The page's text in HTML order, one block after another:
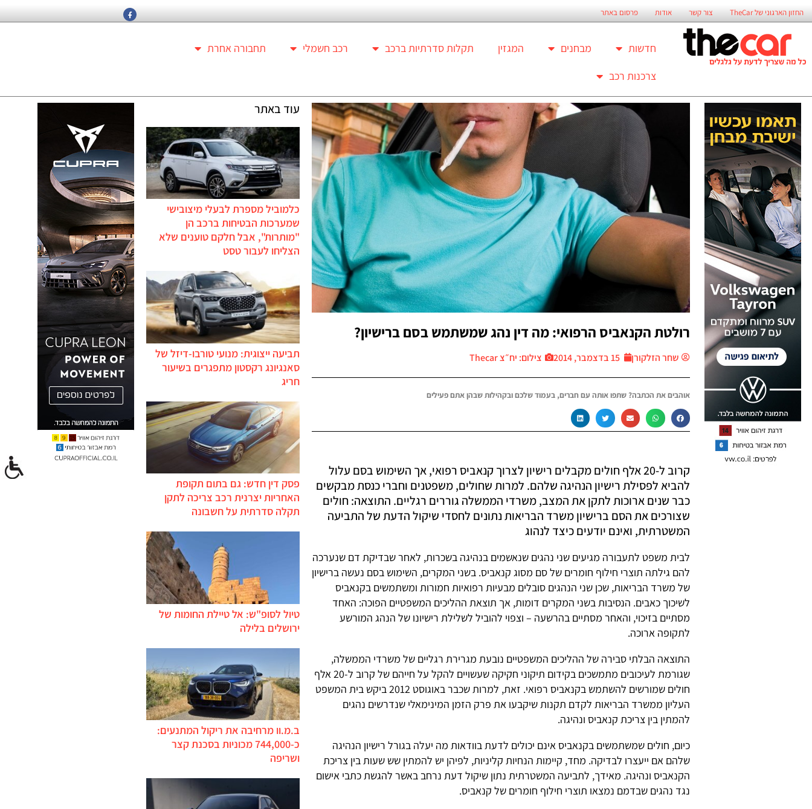
החזון הארגוני של TheCar צור קשר אודות פרסום באתר
חדשות מבחנים המגזין תקלות סדרתיות ברכב רכב חשמלי
תחבורה אחרת
צרכנות רכב
רולטת הקנאביס הרפואי: מה דין נהג שמשתמש בסם ברישיון?
שחר הזלקורן 15 בדצמבר, 2014 צילום: יח״צ Thecar
אוהבים את הכתבה? שתפו אותה עם חברים, בעמוד שלכם ובקהילות שבהן אתם פעילים
קרוב ל-20 אלף חולים מקבלים רישיון לצרוך קנאביס רפואי, אך השימוש בסם עלול
להביא לפסילת רישיון הנהיגה שלהם. למרות שחולים, משפטנים וחברי כנסת מבקשים
כבר שנים ארוכות לתקן את המצב, משרדי הממשלה גוררים רגליים. התוצאה: חולים
שצורכים את הסם ברישיון משרד הבריאות נתונים לחסדי שיקול הדעת של התביעה
המשטרתית, ואינם יודעים כיצד לנהוג
לבית משפט לתעבורה מגיעים שני נהגים שנאשמים בנהיגה בשכרות, לאחר שבדיקת דם שנערכה
להם גילתה תוצרי חילוף חומרים של סם מסוג קנאביס. בשני המקרים, השימוש בסם נעשה ברישיון
של משרד הבריאות, שכן שני הנהגים סובלים מבעיות רפואיות חמורות ומשתמשים בקנאביס
לשיכוך כאבים. הנסיבות בשני המקרים דומות, אך תוצאת ההליכים המשפטיים הפוכה: האחד
מסתיים בזיכוי, והאחר מסתיים בהרשעה – וצפוי להוביל לשלילת רישיונו של הנהג המורשע
לתקופה ארוכה.
התוצאה הבלתי סבירה של ההליכים המשפטיים נובעת מגרירת רגליים של משרדי הממשלה,
שגורמת לעיכובים מתמשכים בקידום תיקוני חקיקה שעשויים להקל על חייהם של קרוב ל-20 אלף
חולים שמורשים להשתמש בקנאביס רפואי. זאת, למרות שכבר באוגוסט 2012 ביקש בית המשפט
העליון ממשרד הבריאות לקדם תקנות שיקבעו את פרק הזמן המינימאלי שנדרשים נהגים
להמתין בין צריכת קנאביס ונהיגה.
כיום, חולים שמשתמשים בקנאביס אינם יכולים לדעת בוודאות מה יעלה בגורל רישיון הנהיגה
שלהם אם ייעצרו לבדיקה. מחד, קיימות הנחיות קליניות, לפיהן יש להמתין שש שעות בין צריכת
הקנאביס ונהיגה. מאידך, לתביעה המשטרתית נתון שיקול דעת נרחב באשר להגשת כתבי אישום
נגד נהגים שבדמם נמצאו תוצרי חילוף חומרים של קנאביס.
עוד באתר
כלמוביל מספרת לבעלי מיצובישי
שמערכות הבטיחות ברכב הן
"מותרות", אבל חלקם טוענים שלא
הצליחו לעבור טסט
תביעה ייצוגית: מנועי טורבו-דיזל של
סאנגיונג רקסטון מתפגרים בשיעור
חריג
פסק דין חדש: גם בתום תקופת
האחריות יצרנית רכב צריכה לתקן
תקלה סדרתית על חשבונה
טיול לסופ"ש: אל טיילת החומות של
ירושלים בלילה
ב.מ.וו מרחיבה את ריקול המתנעים:
כ-744,000 מכוניות בסכנת קצר
ושריפה